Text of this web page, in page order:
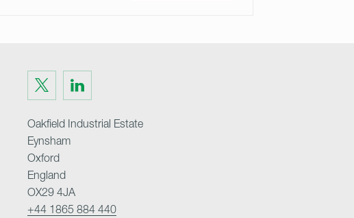
Visit
us
on
Twitter
Visit
on
LinkedIn
Oakfield Industrial Estate
Eynsham
Oxford
England
OX29 4JA
+44 1865 884 440